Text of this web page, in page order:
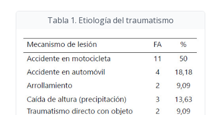
Tabla 1. Etiología del traumatismo